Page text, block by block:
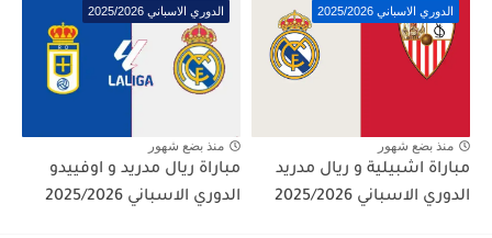
الدوري الاسباني 2025/2026
منذ بضع شهور
مباراة اشبيلية و ريال مدريد
الدوري الاسباني 2025/2026
الدوري الاسباني 2025/2026
منذ بضع شهور
مباراة ريال مدريد و اوفييدو
الدوري الاسباني 2025/2026